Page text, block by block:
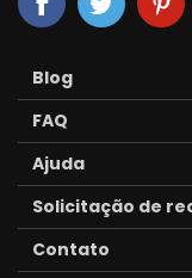
Blog
FAQ
Ajuda
Solicitação de
Contato